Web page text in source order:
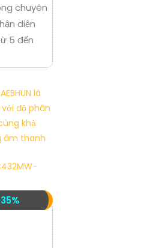
chuyên
diện
5 đến